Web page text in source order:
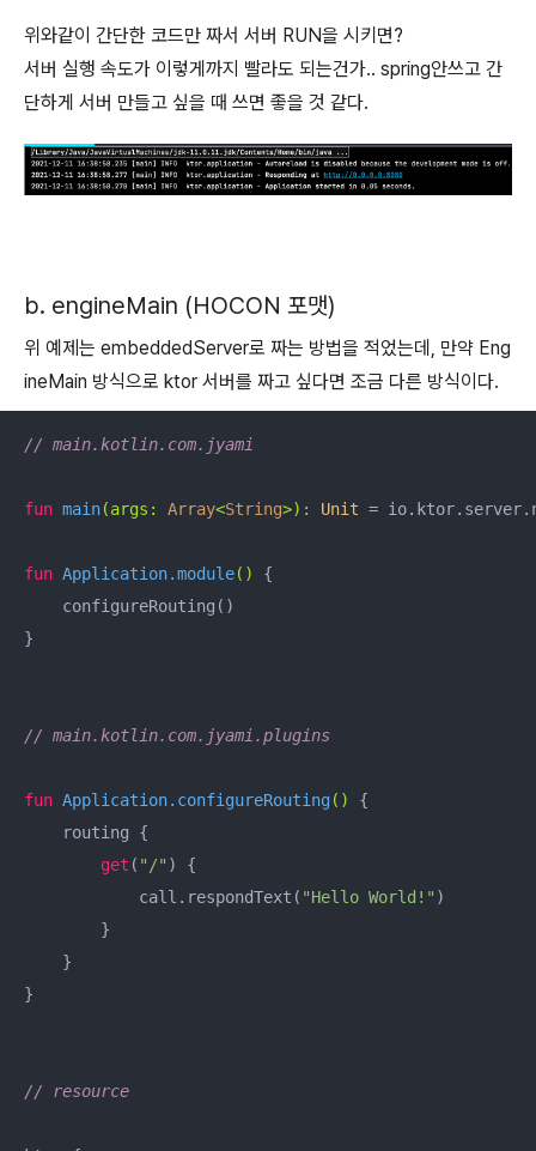
위와같이 간단한 코드만 짜서 서버 RUN을 시키면?
서버 실행 속도가 이렇게까지 빨라도 되는건가.. spring안쓰고 간
단하게 서버 만들고 싶을 때 쓰면 좋을 것 같다.
b. engineMain (HOCON 포맷)
위 예제는 embeddedServer로 짜는 방법을 적었는데, 만약 Eng
ineMain 방식으로 ktor 서버를 짜고 싶다면 조금 다른 방식이다.
// main.kotlin.com.jyami
fun main(args: Array<String>) : Unit =
fun Application.module()
{
    configureRouting()
}
// main.kotlin.com.jyami.plugins
fun Application. configureRouting ()
{
    routing {
get ( "/" ) {
            call.respondText(
"Hello World!" )
        }
    }
}
// resource